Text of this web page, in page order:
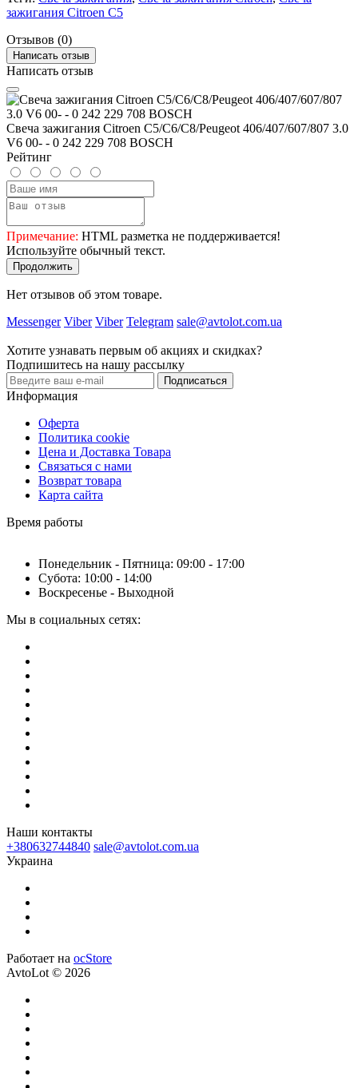
зажигания Citroen C5
Отзывов (0)
Написать отзыв
Написать отзыв
Свеча зажигания Citroen C5/C6/C8/Peugeot 406/407/607/807 3.0
V6 00- - 0 242 229 708 BOSCH
Рейтинг
Примечание: HTML разметка не поддерживается!
Используйте обычный текст.
Продолжить
Нет отзывов об этом товаре.
Messenger Viber Viber Telegram sale@avtolot.com.ua
Хотите узнавать первым об акциях и скидках?
Подпишитесь на нашу рассылку
Подписаться
Информация
Оферта
Политика cookie
Цена и Доставка Товара
Связаться с нами
Возврат товара
Карта сайта
Время работы
Понедельник - Пятница: 09:00 - 17:00
Субота: 10:00 - 14:00
Воскресенье - Выходной
Мы в социальных сетях:
Наши контакты
+380632744840 sale@avtolot.com.ua
Украина
Работает на ocStore
AvtoLot © 2026